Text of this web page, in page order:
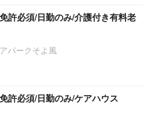
許必須/日勤のみ/介護付き有料老
パークそよ風
許必須/日勤のみ/ケアハウス